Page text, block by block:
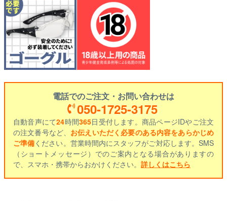
電話でのご注文・お問い合わせは
050-1725-3175
自動音声にて24時間365日受付します。商品ページIDやご注文
の注文番号など、 お伝えいただく必要のある内容をあらかじめ
ご準備ください。営業時間内にスタッフがご対応します。SMS
（ショートメッセージ）でのご案内となる場合がありますの
で、スマホ・携帯からおかけください。 詳しくはこちら